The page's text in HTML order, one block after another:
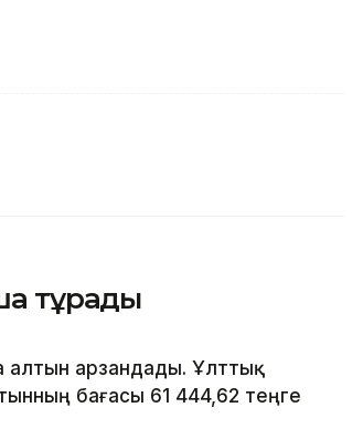
тұрады
алтын арзандады. Ұлттық
бағасы 61 444,62 теңге